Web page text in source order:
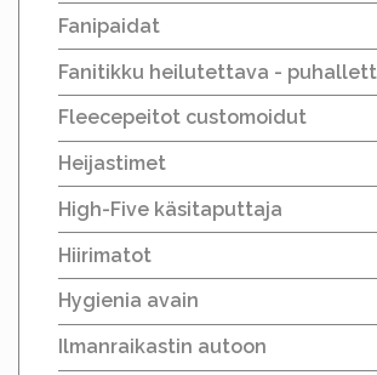
Fanipaidat
Fanitikku heilutettava -
Fleecepeitot customoidut
Heijastimet
High-Five käsitaputtaja
Hiirimatot
Hygienia avain
Ilmanraikastin autoon